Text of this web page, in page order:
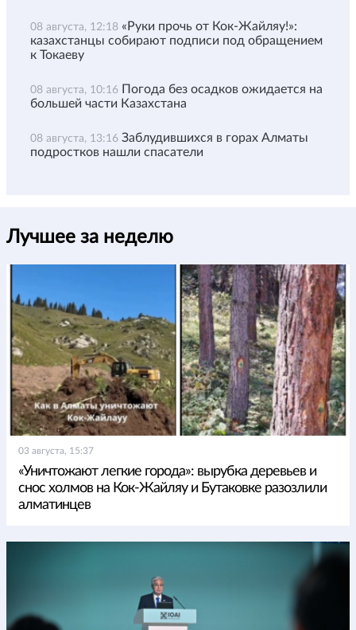
08 августа, 12:18 «Руки прочь от Кок-Жайляу!»:
казахстанцы собирают подписи под обращением
к Токаеву
08 августа, 10:16 Погода без осадков ожидается на
большей части Казахстана
08 августа, 13:16 Заблудившихся в горах Алматы
подростков нашли спасатели
Лучшее за неделю
03 августа, 15:37
«Уничтожают легкие города»: вырубка деревьев и
снос холмов на Кок-Жайляу и Бутаковке разозлили
алматинцев